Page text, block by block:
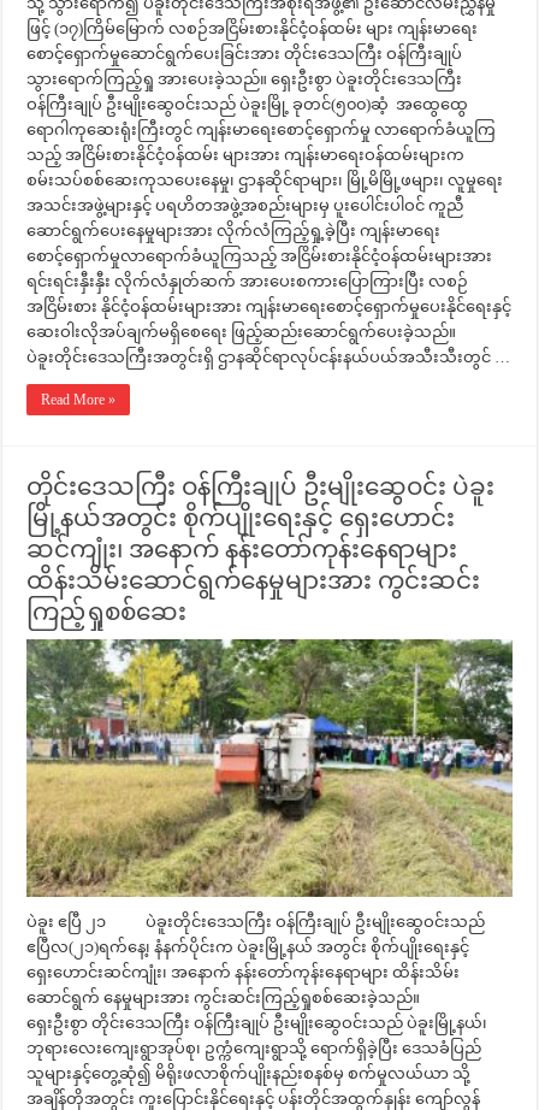
ဖြင့် (၁၇)ကြိမ်မြောက် လစဉ်အငြိမ်းစားနိုင်ငံ့ဝန်ထမ်း များ ကျန်းမာရေး
စောင့်ရှောက်မှုဆောင်ရွက်ပေးခြင်းအား တိုင်းဒေသကြီး ဝန်ကြီးချုပ်
သွားရောက်ကြည့်ရှု အားပေးခဲ့သည်။ ရှေးဦးစွာ ပဲခူးတိုင်းဒေသကြီး
ဝန်ကြီးချုပ် ဦးမျိုးဆွေဝင်းသည် ပဲခူးမြို့ ခုတင်(၅၀၀)ဆံ့ အထွေထွေ
ရောဂါကုဆေးရုံးကြီးတွင် ကျန်းမာရေးစောင့်ရှောက်မှု လာရောက်ခံယူကြ
သည့် အငြိမ်းစားနိုင်ငံ့ဝန်ထမ်း များအား ကျန်းမာရေးဝန်ထမ်းများက
စမ်းသပ်စစ်ဆေးကုသပေးနေမှု၊ ဌာနဆိုင်ရာများ၊ မြို့မိမြို့ဖများ၊ လူမှုရေး
အသင်းအဖွဲ့များနှင့် ပရဟိတအဖွဲ့အစည်းများမှ ပူးပေါင်းပါဝင် ကူညီ
ဆောင်ရွက်ပေးနေမှုများအား လိုက်လံကြည့်ရှု့ခဲ့ပြီး ကျန်းမာရေး
စောင့်ရှောက်မှုလာရောက်ခံယူကြသည့် အငြိမ်းစားနိုင်ငံ့ဝန်ထမ်းများအား
ရင်းရင်းနှီးနှီး လိုက်လံနှုတ်ဆက် အားပေးစကားပြောကြားပြီး လစဉ်
အငြိမ်းစား နိုင်ငံ့ဝန်ထမ်းများအား ကျန်းမာရေးစောင့်ရှောက်မှုပေးနိုင်ရေးနှင့်
ဆေးဝါးလိုအပ်ချက်မရှိစေရေး ဖြည့်ဆည်းဆောင်ရွက်ပေးခဲ့သည်။
ပဲခူးတိုင်းဒေသကြီးအတွင်းရှိ ဌာနဆိုင်ရာလုပ်ငန်းနယ်ပယ်အသီးသီးတွင် …
Read More »
တိုင်းဒေသကြီး ဝန်ကြီးချုပ် ဦးမျိုးဆွေဝင်း ပဲခူး
မြို့နယ်အတွင်း စိုက်ပျိုးရေးနှင့် ရှေးဟောင်း
ဆင်ကျုံး၊ အနောက် နန်းတော်ကုန်းနေရာများ
ထိန်းသိမ်းဆောင်ရွက်နေမှုများအား ကွင်းဆင်း
ကြည့်ရှုစစ်ဆေး
ပဲခူး ဧပြီ ၂၁ ပဲခူးတိုင်းဒေသကြီး ဝန်ကြီးချုပ် ဦးမျိုးဆွေဝင်းသည်
ဧပြီလ(၂၁)ရက်နေ့၊ နံနက်ပိုင်းက ပဲခူးမြို့နယ် အတွင်း စိုက်ပျိုးရေးနှင့်
ရှေးဟောင်းဆင်ကျုံး၊ အနောက် နန်းတော်ကုန်းနေရာများ ထိန်းသိမ်း
ဆောင်ရွက် နေမှုများအား ကွင်းဆင်းကြည့်ရှုစစ်ဆေးခဲ့သည်။
ရှေးဦးစွာ တိုင်းဒေသကြီး ဝန်ကြီးချုပ် ဦးမျိုးဆွေဝင်းသည် ပဲခူးမြို့နယ်၊
ဘုရားလေးကျေးရွာအုပ်စု၊ ဥက္ကံကျေးရွာသို့ ရောက်ရှိခဲ့ပြီး ဒေသခံပြည်
သူများနှင့်တွေ့ဆုံ၍ မိရိုးဖလာစိုက်ပျိုးနည်းစနစ်မှ စက်မှုလယ်ယာ သို့
အချိန်တိုအတွင်း ကူးပြောင်းနိုင်ရေးနှင့် ပန်းတိုင်အထွက်နှုန်း ကျော်လွန်